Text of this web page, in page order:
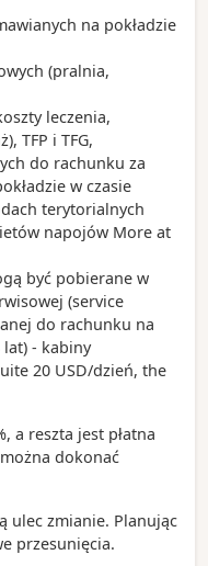
na pokładzie
(pralnia,
leczenia,
TFP i TFG,
do rachunku za
w czasie
terytorialnych
napojów More at
być pobierane w
(service
do rachunku na
lat) - kabiny
20 USD/dzień, the
a reszta jest płatna
dokonać
ulec zmianie. Planując
przesunięcia.